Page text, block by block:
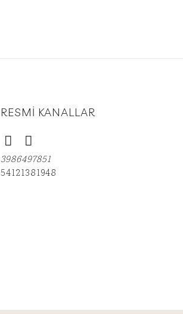
RESMİ KANALLAR
3986497851
54121381948